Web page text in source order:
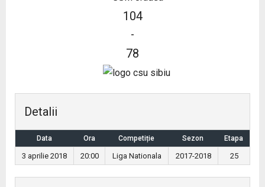
104
-
78
Detalii
Data Ora Competiție Sezon Etapa
3 aprilie 2018 20:00 Liga Nationala 2017-2018 25